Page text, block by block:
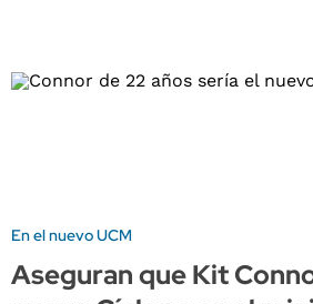
En el nuevo UCM
Aseguran que Kit